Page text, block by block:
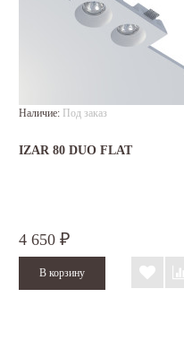
Наличие: Под заказ
IZAR 80 DUO FLAT
4 650 ₽